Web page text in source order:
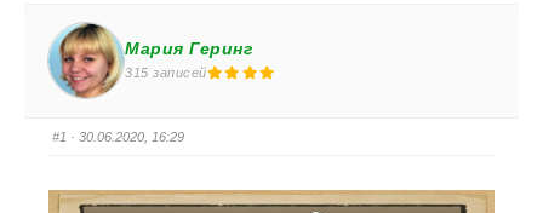
Мария Геринг
315 записей
#1 · 30.06.2020, 16:29